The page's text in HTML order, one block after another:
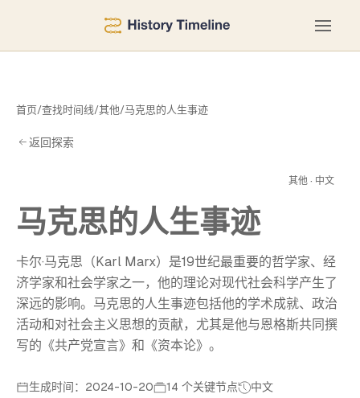
首页/查找时间线/其他/马克思的人生事迹
返回探索
其他 · 中文
马克思的人生事迹
卡尔·马克思（Karl Marx）是19世纪最重要的哲学家、经
济学家和社会学家之一，他的理论对现代社会科学产生了
深远的影响。马克思的人生事迹包括他的学术成就、政治
活动和对社会主义思想的贡献，尤其是他与恩格斯共同撰
写的《共产党宣言》和《资本论》。
生成时间：2024-10-20 14 个关键节点 中文